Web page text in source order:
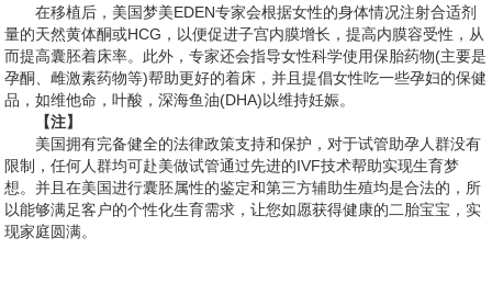
在移植后，美国梦美EDEN专家会根据女性的身体情况注射合适剂
量的天然黄体酮或HCG，以便促进子宫内膜增长，提高内膜容受性，从
而提高囊胚着床率。此外，专家还会指导女性科学使用保胎药物(主要是
孕酮、雌激素药物等)帮助更好的着床，并且提倡女性吃一些孕妇的保健
品，如维他命，叶酸，深海鱼油(DHA)以维持妊娠。
【注】
美国拥有完备健全的法律政策支持和保护，对于试管助孕人群没有
限制，任何人群均可赴美做试管通过先进的IVF技术帮助实现生育梦
想。并且在美国进行囊胚属性的鉴定和第三方辅助生殖均是合法的，所
以能够满足客户的个性化生育需求，让您如愿获得健康的二胎宝宝，实
现家庭圆满。